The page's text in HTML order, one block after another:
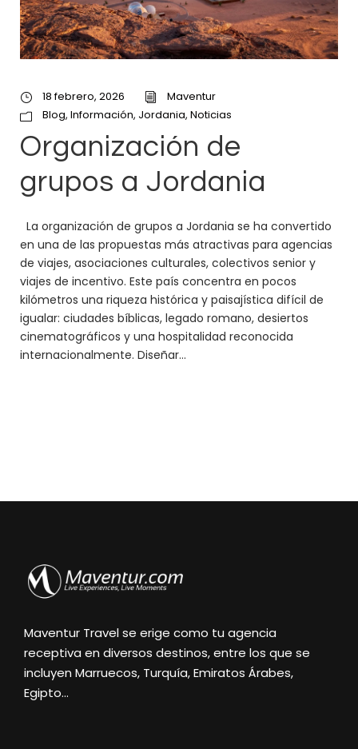
18 febrero, 2026
Maventur
Blog, Información, Jordania, Noticias
Organización de
grupos a Jordania
La organización de grupos a Jordania se ha convertido
en una de las propuestas más atractivas para agencias
de viajes, asociaciones culturales, colectivos senior y
viajes de incentivo. Este país concentra en pocos
kilómetros una riqueza histórica y paisajística difícil de
igualar: ciudades bíblicas, legado romano, desiertos
cinematográficos y una hospitalidad reconocida
internacionalmente. Diseñar...
Maventur Travel se erige como tu agencia
receptiva en diversos destinos, entre los que se
incluyen Marruecos, Turquía, Emiratos Árabes,
Egipto…